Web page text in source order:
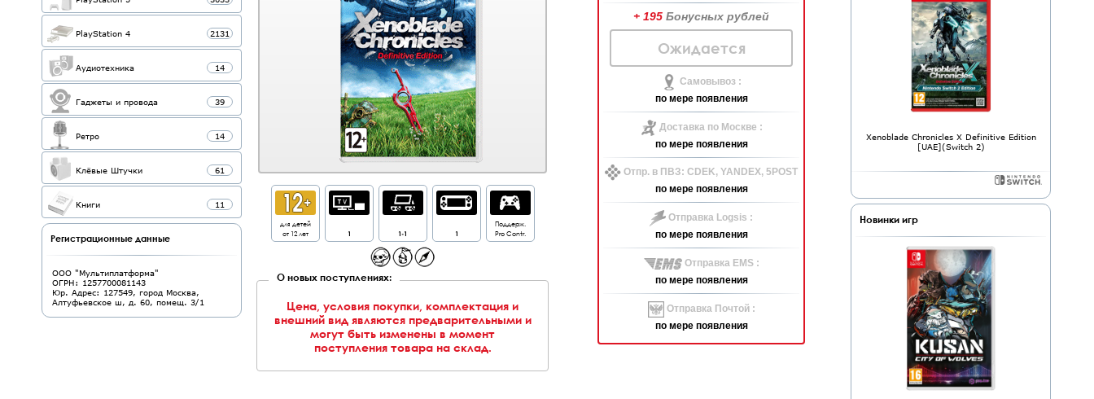
PlayStation 4 2131
Аудиотехника 14
Гаджеты и провода 39
Ретро 14
Клёвые Штучки 61
Книги 11
Регистрационные данные
ООО "Мультиплатформа"
ОГРН: 1257700081143
Юр. Адрес: 127549, город Москва,
Алтуфьевское ш, д. 60, помещ. 3/1
для детей
от 12 лет
1 1-1 1
Поддерж.
Pro Contr.
О новых поступлениях:
Цена, условия покупки, комплектация и
внешний вид являются предварительными и
могут быть изменены в момент
поступления товара на склад.
+ 195 Бонусных рублей
Ожидается
Самовывоз :
по мере появления
Доставка по Москве :
по мере появления
Отпр. в ПВЗ: CDEK, YANDEX, 5POST
по мере появления
Отправка Logsis :
по мере появления
Отправка EMS :
по мере появления
Отправка Почтой :
по мере появления
Xenoblade Chronicles X Definitive Edition
[UAE](Switch 2)
Новинки игр